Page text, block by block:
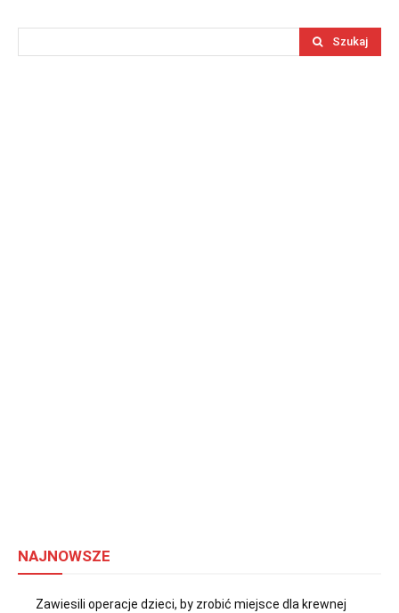
Szukaj
NAJNOWSZE
Zawiesili operacje dzieci, by zrobić miejsce dla krewnej